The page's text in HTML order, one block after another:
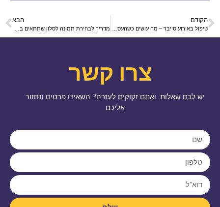
הקודם הבא
צרו קשר
יש לכם שאלות ואתם זקוקים לעזרה? השאירו פרטים ונחזור
אליכם